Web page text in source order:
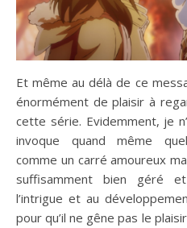
Et même au délà de ce
énormément de plaisir à
cette série. Evidemment, je
invoque quand même
comme un carré amoureux
suffisamment bien géré
l’intrigue et au
pour qu’il ne gêne pas le